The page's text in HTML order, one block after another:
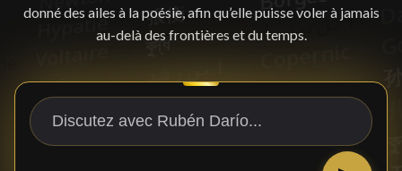
donné des ailes à la poésie, afin qu’elle puisse voler à jamais
au-delà des frontières et du temps.